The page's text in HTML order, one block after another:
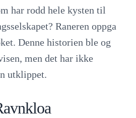
har rodd hele kysten til
Raneren oppga
Denne historien ble og
men det har ikke
utklippet.